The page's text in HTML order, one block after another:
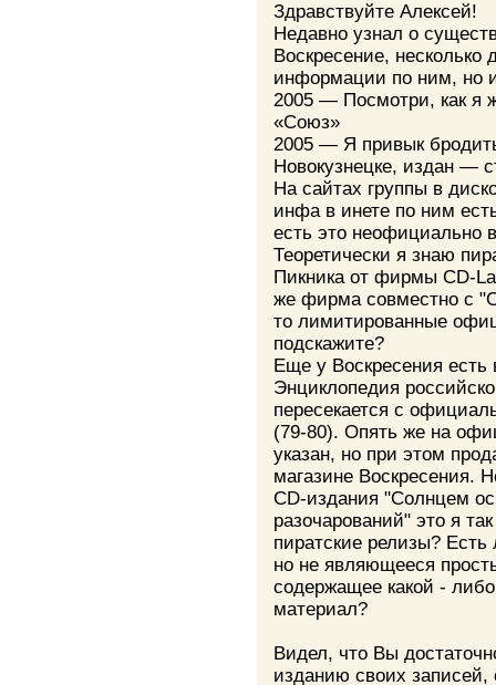
Здравствуйте Алексей!
Недавно узнал о
Воскресение, несколько
информации по ним, но
2005 — Посмотри, как я
«Союз»
2005 — Я привык
Новокузнецке, издан —
На сайтах группы в
инфа в инете по ним
есть это неофициально
Теоретически я знаю
Пикника от фирмы CD-
же фирма совместно с
то лимитированные
подскажите?
Еще у Воскресения есть
Энциклопедия
пересекается с
(79-80). Опять же на
указан, но при этом
магазине Воскресения.
CD-издания "Солнцем
разочарований" это я
пиратские релизы?
но не являющееся
содержащее какой -
материал?
Видел, что Вы
изданию своих